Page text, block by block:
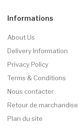
Informations
About Us
Delivery Information
Privacy Policy
Terms & Conditions
Nous contacter
Retour de marchandise
Plan du site